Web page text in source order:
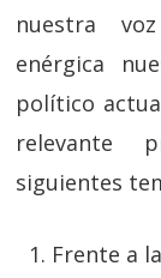
nuestra
enérgica
político
relevante
siguientes
Frente a